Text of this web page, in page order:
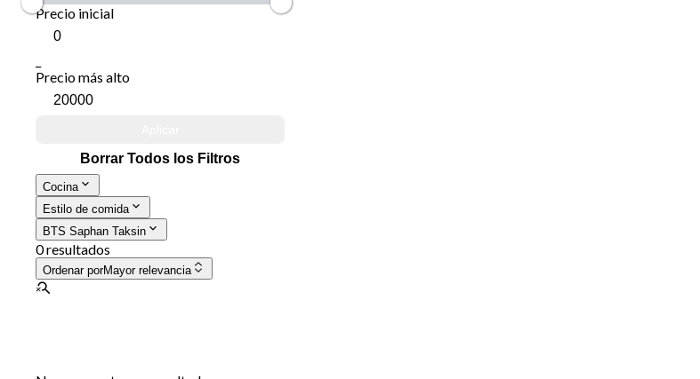
Precio inicial
Precio más alto
Borrar Todos los Filtros
Cocina
Estilo de comida
BTS Saphan Taksin
0 resultados
Ordenar porMayor relevancia